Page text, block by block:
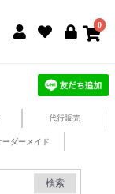
0
代行販売
ーダーメイド
検索